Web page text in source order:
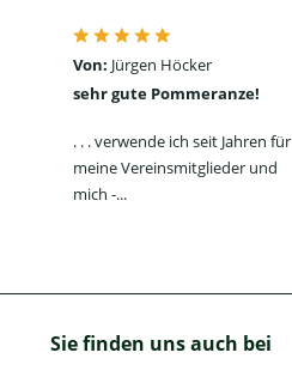
Von: Jürgen Höcker
sehr gute Pommeranze!
. . . verwende ich seit Jahren für
meine Vereinsmitglieder und
mich -...
Sie finden uns auch bei